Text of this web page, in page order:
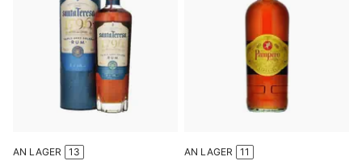
AN LAGER 13 AN LAGER 11